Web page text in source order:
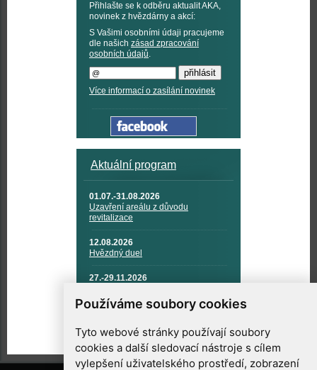
Používáme soubory cookies
Tyto webové stránky používají soubory
cookies a další sledovací nástroje s cílem
vylepšení uživatelského prostředí, zobrazení
Přihlašte se k odběru aktualit AKA,
novinek z hvězdárny a akcí:
S Vašimi osobními údaji pracujeme
dle našich zásad zpracování
osobních údajů.
Více informací o zasílání novinek
Aktuální program
01.07.-31.08.2026
Uzavření areálu z důvodu
revitalizace
12.08.2026
Hvězdný duel
27.-29.11.2026
TECHNIKA A KOSMICKÉ
TECHNOLOGIE